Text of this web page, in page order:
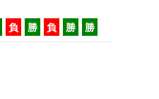
負 勝 負 勝 勝